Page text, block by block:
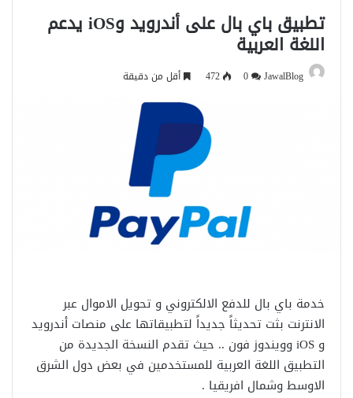
تطبيق باي بال على أندرويد وiOS يدعم
اللغة العربية
JawalBlog
472 أقل من دقيقة
خدمة باي بال للدفع الالكتروني و تحويل الاموال عبر
الانترنت بثت تحديثاً جديداً لتطبيقاتها على منصات أندرويد
و iOS وويندوز فون .. حيث تقدم النسخة الجديدة من
التطبيق اللغة العربية للمستخدمين في بعض دول الشرق
الاوسط وشمال افريقيا .